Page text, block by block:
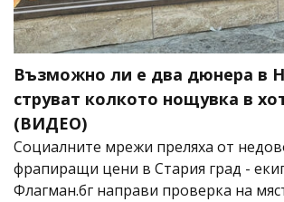
Възможно ли е два дюнера в
струват колкото нощувка в
(ВИДЕО)
Социалните мрежи преляха от
фрапиращи цени в Стария град -
Флагман.бг направи проверка на